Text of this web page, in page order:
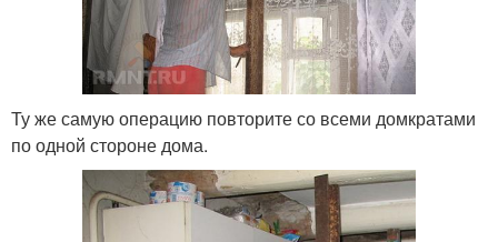
Ту же самую операцию повторите со всеми домкратами
по одной стороне дома.